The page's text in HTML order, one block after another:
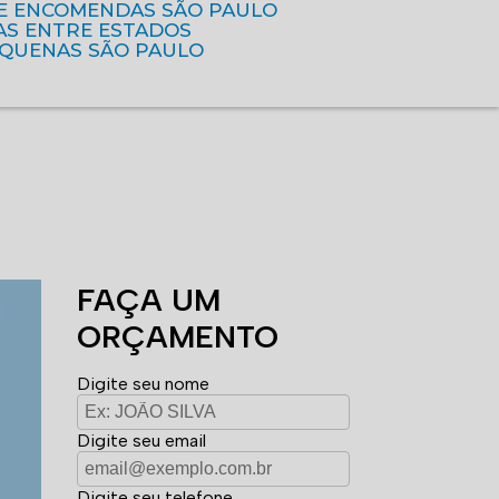
ENCOMENDAS SÃO PAULO
ENTRE ESTADOS
SÃO PAULO
FAÇA UM
ORÇAMENTO
Digite seu nome
Digite seu email